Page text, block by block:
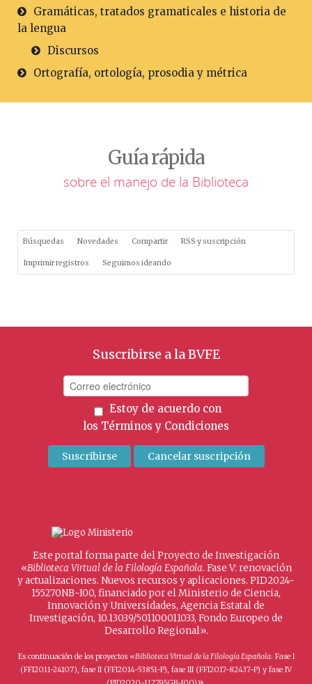
Gramáticas, tratados gramaticales e historia de
la lengua
Discursos
Ortografía, ortología, prosodia y métrica
Guía rápida
sobre el manejo de la Biblioteca
Búsquedas Novedades Compartir RSS y suscripción
Imprimir registros Seguimos ideando
Suscribirse a la BVFE
Estoy de acuerdo con
los Términos y Condiciones
Este portal forma parte del Proyecto de Investigación
«Biblioteca Virtual de la Filología Española. Fase V: renovación
y actualizaciones. Nuevos recursos y aplicaciones. PID2024-
155270NB-I00, financiado por el Ministerio de Ciencia,
Innovación y Universidades, Agencia Estatal de
Investigación, 10.13039/501100011033, Fondo Europeo de
Desarrollo Regional».
Es continuación de los proyectos «Biblioteca Virtual de la Filología Española. Fase I
(FFI2011-24107), fase II (FFI2014-53851-P), fase III (FFI2017-82437-P) y fase IV